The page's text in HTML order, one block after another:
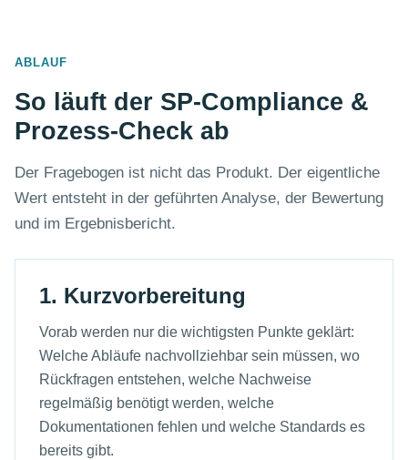
ABLAUF
So läuft der SP-Compliance &
Prozess-Check ab
Der Fragebogen ist nicht das Produkt. Der eigentliche
Wert entsteht in der geführten Analyse, der Bewertung
und im Ergebnisbericht.
1. Kurzvorbereitung
Vorab werden nur die wichtigsten Punkte geklärt:
Welche Abläufe nachvollziehbar sein müssen, wo
Rückfragen entstehen, welche Nachweise
regelmäßig benötigt werden, welche
Dokumentationen fehlen und welche Standards es
bereits gibt.